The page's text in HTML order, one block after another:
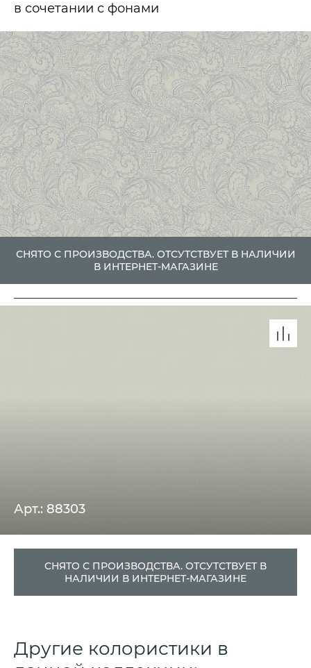
в сочетании с фонами
СНЯТО С ПРОИЗВОДСТВА. ОТСУТСТВУЕТ В НАЛИЧИИ
В ИНТЕРНЕТ-МАГАЗИНЕ
Арт.: 88303
СНЯТО С ПРОИЗВОДСТВА. ОТСУТСТВУЕТ В
НАЛИЧИИ В ИНТЕРНЕТ-МАГАЗИНЕ
Другие колористики в